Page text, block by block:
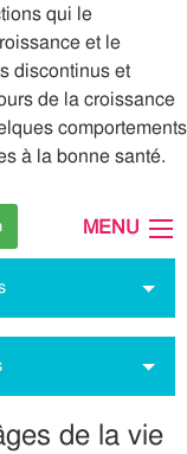
qui le
et le
discontinus et
de la croissance
comportements
à la bonne santé.
MENU
de la vie